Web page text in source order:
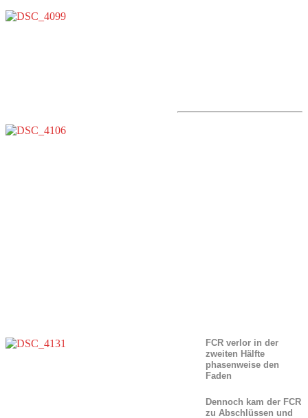
FCR verlor in der
zweiten Hälfte
phasenweise den
Faden
Dennoch kam der FCR
zu Abschlüssen und